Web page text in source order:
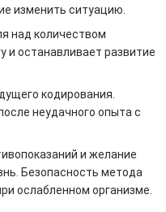
изменить ситуацию.
над количеством
и останавливает развитие
кодирования.
неудачного опыта с
и желание
Безопасность метода
ослабленном организме.